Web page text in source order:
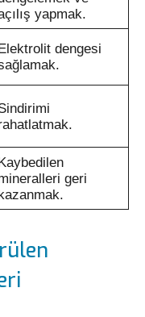
yapmak.
dengesi
geri